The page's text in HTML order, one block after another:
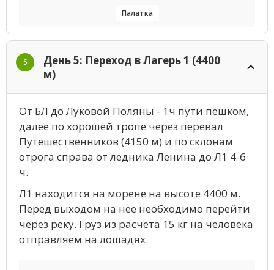
Палатка
5
День 5: Переход в Лагерь 1 (4400
м)
От БЛ до Луковой Поляны - 1ч пути пешком,
далее по хорошей тропе через перевал
Путешественников (4150 м) и по склонам
отрога справа от ледника Ленина до Л1 4-6
ч.
Л1 находится на морене на высоте 4400 м.
Перед выходом на нее необходимо перейти
через реку. Груз из расчета 15 кг на человека
отправляем на лошадях.